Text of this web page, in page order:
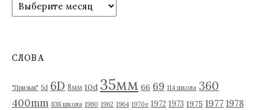
р
в
СЛОВА
"Призыв" 5d 6D 8мм 10d 35мм 66 69 114 школа 360
400mm 838 школа 1960 1962 1964 1970е 1972 1973 1975 1977 1978